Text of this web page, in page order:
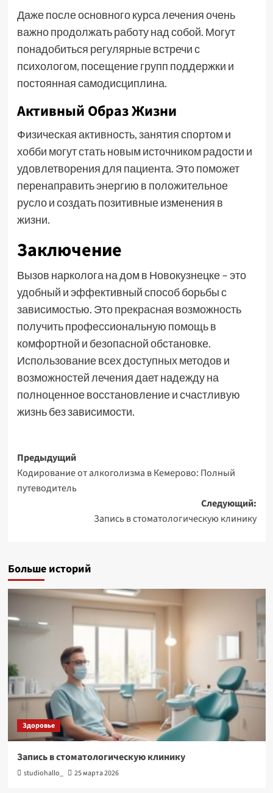
Даже после основного курса лечения очень
важно продолжать работу над собой. Могут
понадобиться регулярные встречи с
психологом, посещение групп поддержки и
постоянная самодисциплина.
Активный Образ Жизни
Физическая активность, занятия спортом и
хобби могут стать новым источником радости и
удовлетворения для пациента. Это поможет
перенаправить энергию в положительное
русло и создать позитивные изменения в
жизни.
Заключение
Вызов нарколога на дом в Новокузнецке – это
удобный и эффективный способ борьбы с
зависимостью. Это прекрасная возможность
получить профессиональную помощь в
комфортной и безопасной обстановке.
Использование всех доступных методов и
возможностей лечения дает надежду на
полноценное восстановление и счастливую
жизнь без зависимости.
Навигация
записи
Предыдущий
Кодирование от алкоголизма в Кемерово: Полный
путеводитель
Следующий:
Запись в стоматологическую клинику
Больше историй
Здоровье
Запись в стоматологическую клинику
studiohallo_ 25 марта 2026